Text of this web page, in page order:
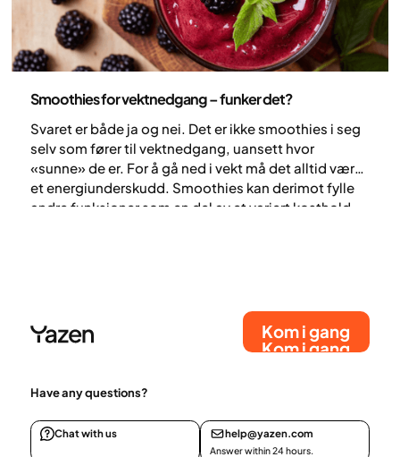
Smoothies for vektnedgang – funker det?
Svaret er både ja og nei. Det er ikke smoothies i seg
selv som fører til vektnedgang, uansett hvor
«sunne» de er. For å gå ned i vekt må det alltid være
et energiunderskudd. Smoothies kan derimot fylle
andre funksjoner som en del av et variert kosthold.
Kom i gang
Kom i gang
Have any questions?
Chat with us help@yazen.com
Answer within 24 hours.